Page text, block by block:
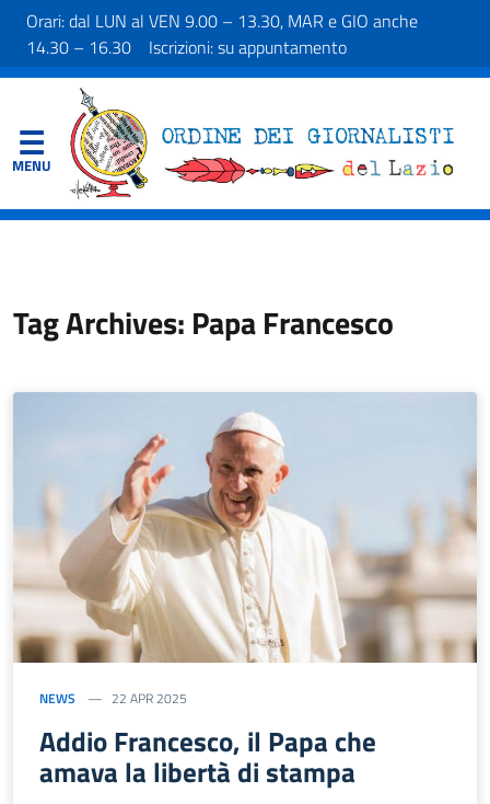
Orari: dal LUN al VEN 9.00 – 13.30, MAR e GIO anche
14.30 – 16.30 Iscrizioni: su appuntamento
Tag Archives: Papa Francesco
NEWS 22 APR 2025
Addio Francesco, il Papa che
amava la libertà di stampa